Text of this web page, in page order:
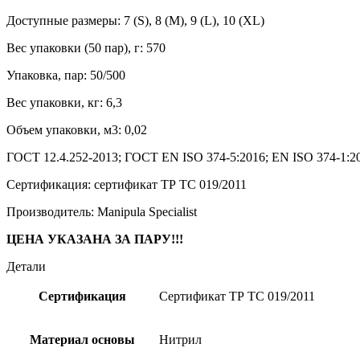
Доступные размеры: 7 (S), 8 (M), 9 (L), 10 (XL)
Вес упаковки (50 пар), г: 570
Упаковка, пар: 50/500
Вес упаковки, кг: 6,3
Объем упаковки, м3: 0,02
ГОСТ 12.4.252-2013; ГОСТ EN ISO 374-5:2016; EN ISO 374-
Сертификация: сертификат ТР ТС 019/2011
Производитель: Manipula Specialist
ЦЕНА УКАЗАНА ЗА ПАРУ!!!
Детали
Сертификация Сертификат ТР ТС 019/2011
Материал основы Нитрил